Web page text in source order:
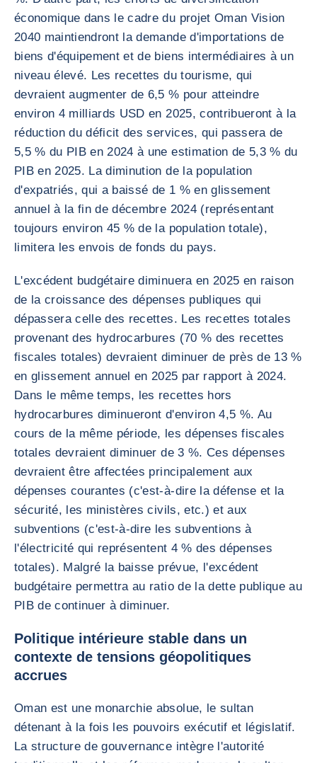
économique dans le cadre du projet Oman Vision
2040 maintiendront la demande d'importations de
biens d'équipement et de biens intermédiaires à un
niveau élevé. Les recettes du tourisme, qui
devraient augmenter de 6,5 % pour atteindre
environ 4 milliards USD en 2025, contribueront à la
réduction du déficit des services, qui passera de
5,5 % du PIB en 2024 à une estimation de 5,3 % du
PIB en 2025. La diminution de la population
d'expatriés, qui a baissé de 1 % en glissement
annuel à la fin de décembre 2024 (représentant
toujours environ 45 % de la population totale),
limitera les envois de fonds du pays.
L'excédent budgétaire diminuera en 2025 en raison
de la croissance des dépenses publiques qui
dépassera celle des recettes. Les recettes totales
provenant des hydrocarbures (70 % des recettes
fiscales totales) devraient diminuer de près de 13 %
en glissement annuel en 2025 par rapport à 2024.
Dans le même temps, les recettes hors
hydrocarbures diminueront d'environ 4,5 %. Au
cours de la même période, les dépenses fiscales
totales devraient diminuer de 3 %. Ces dépenses
devraient être affectées principalement aux
dépenses courantes (c'est-à-dire la défense et la
sécurité, les ministères civils, etc.) et aux
subventions (c'est-à-dire les subventions à
l'électricité qui représentent 4 % des dépenses
totales). Malgré la baisse prévue, l'excédent
budgétaire permettra au ratio de la dette publique au
PIB de continuer à diminuer.
Politique intérieure stable dans un
contexte de tensions géopolitiques
accrues
Oman est une monarchie absolue, le sultan
détenant à la fois les pouvoirs exécutif et législatif.
La structure de gouvernance intègre l'autorité